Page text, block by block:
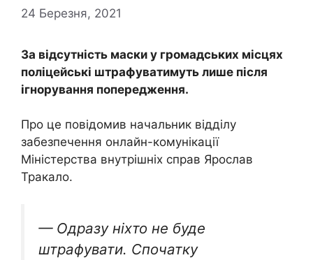
24 Березня, 2021
За відсутність маски у громадських місцях
поліцейські штрафуватимуть лише після
ігнорування попередження.
Про це повідомив начальник відділу
забезпечення онлайн-комунікації
Міністерства внутрішніх справ Ярослав
Тракало.
— Одразу ніхто не буде
штрафувати. Спочатку